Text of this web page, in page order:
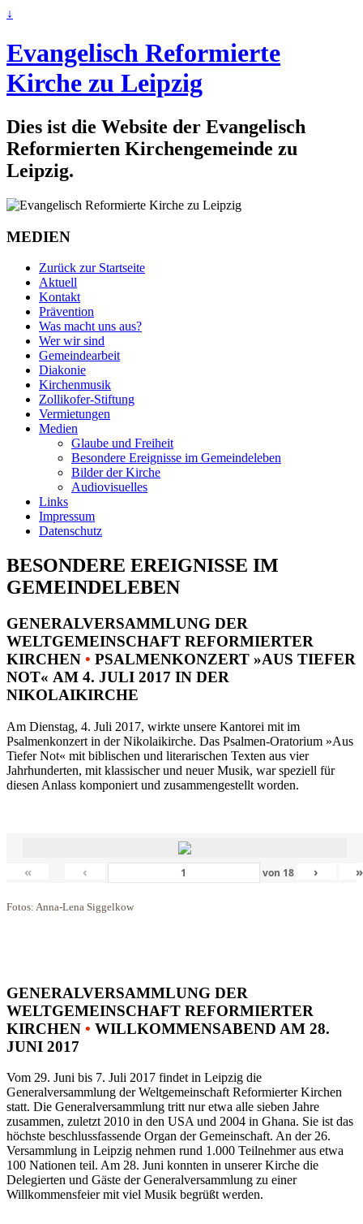
↓
Evangelisch Reformierte
Kirche zu Leipzig
Dies ist die Website der Evangelisch
Reformierten Kirchengemeinde zu
Leipzig.
MEDIEN
Zurück zur Startseite
Aktuell
Kontakt
Prävention
Was macht uns aus?
Wer wir sind
Gemeindearbeit
Diakonie
Kirchenmusik
Zollikofer-Stiftung
Vermietungen
Medien
Glaube und Freiheit
Besondere Ereignisse im Gemeindeleben
Bilder der Kirche
Audiovisuelles
Links
Impressum
Datenschutz
BESONDERE EREIGNISSE IM
GEMEINDELEBEN
GENERALVERSAMMLUNG DER
WELTGEMEINSCHAFT REFORMIERTER
KIRCHEN • PSALMENKONZERT »AUS TIEFER
NOT« AM 4. JULI 2017 IN DER
NIKOLAIKIRCHE
Am Dienstag, 4. Juli 2017, wirkte unsere Kantorei mit im
Psalmenkonzert in der Nikolaikirche. Das Psalmen-Oratorium »Aus
Tiefer Not« mit biblischen und literarischen Texten aus vier
Jahrhunderten, mit klassischer und neuer Musik, war speziell für
diesen Anlass komponiert und zusammengestellt worden.
« ‹ von 18 › »
Fotos: Anna-Lena Siggelkow
GENERALVERSAMMLUNG DER
WELTGEMEINSCHAFT REFORMIERTER
KIRCHEN • WILLKOMMENSABEND AM 28.
JUNI 2017
Vom 29. Juni bis 7. Juli 2017 findet in Leipzig die
Generalversammlung der Weltgemeinschaft Reformierter Kirchen
statt. Die Generalversammlung tritt nur etwa alle sieben Jahre
zusammen, zuletzt 2010 in den USA und 2004 in Ghana. Sie ist das
höchste beschlussfassende Organ der Gemeinschaft. An der 26.
Versammlung in Leipzig nehmen rund 1.000 Teilnehmer aus etwa
100 Nationen teil. Am 28. Juni konnten in unserer Kirche die
Delegierten und Gäste der Generalversammlung zu einer
Willkommensfeier mit viel Musik begrüßt werden.